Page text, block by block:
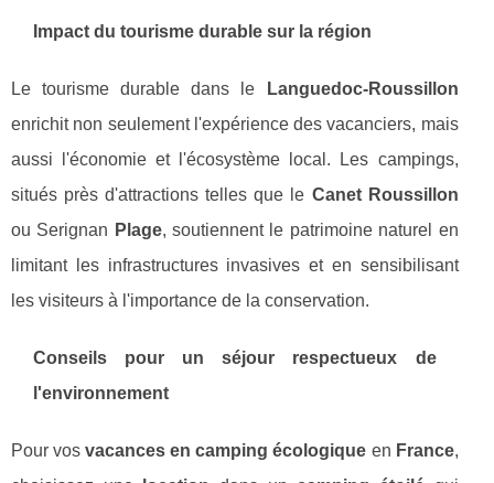
Impact du tourisme durable sur la région
Le tourisme durable dans le
Languedoc-Roussillon
enrichit non seulement l'expérience des vacanciers, mais
aussi l'économie et l'écosystème local. Les campings,
situés près d'attractions telles que le Canet Roussillon
ou Serignan Plage, soutiennent le patrimoine naturel en
limitant les infrastructures invasives et en sensibilisant
les visiteurs à l'importance de la conservation.
Conseils pour un séjour respectueux de
l'environnement
Pour vosvacances en camping écologique en France,